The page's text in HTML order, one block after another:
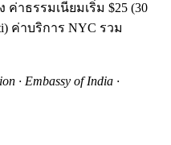
ค่าธรรมเนียมเริ่ม $25 (30
ค่าบริการ NYC รวม
· Embassy of India ·